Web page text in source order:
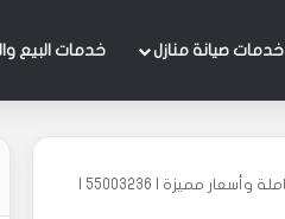
خدمات صيانة منازل خدمات البيع